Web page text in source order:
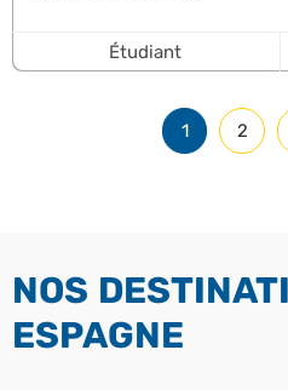
Étudiant
1 2
NOS
ESPAGNE